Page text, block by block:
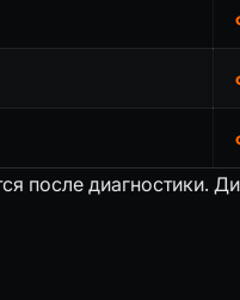
после диагностики.